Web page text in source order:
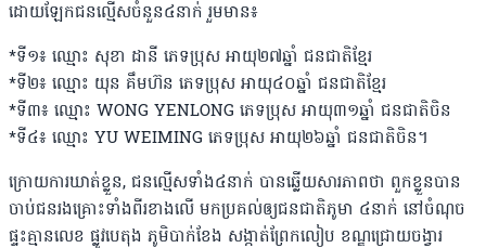
ដោយឡែកជនល្មើសចំនួន៤នាក់ រួមមាន៖
*ទី១៖ ឈ្មោះ សុខា ដានី ភេទប្រុស អាយុ២៧ឆ្នាំ ជនជាតិខ្មែរ
*ទី២៖ ឈ្មោះ យុន គឹមហ៊ន ភេទប្រុស អាយុ៤០ឆ្នាំ ជនជាតិខ្មែរ
*ទី៣៖ ឈ្មោះ WONG YENLONG ភេទប្រុស អាយុ៣១ឆ្នាំ ជនជាតិចិន
*ទី៤៖ ឈ្មោះ YU WEIMING ភេទប្រុស អាយុ២៦ឆ្នាំ ជនជាតិចិន។
ក្រោយការឃាត់ខ្លួន, ជនល្មើសទាំង៤នាក់ បានឆ្លើយសារភាពថា ពួកខ្លួនបាន
ចាប់ជនរងគ្រោះទាំងពីរខាងលើ មកប្រគល់ឲ្យជនជាតិភូមា ៤នាក់ នៅចំណុច
ផ្ទះគ្មានលេខ ផ្លូវបេតុង ភូមិបាក់ខែង សង្កាត់ព្រែកលៀប ខណ្ឌជ្រោយចង្វារ